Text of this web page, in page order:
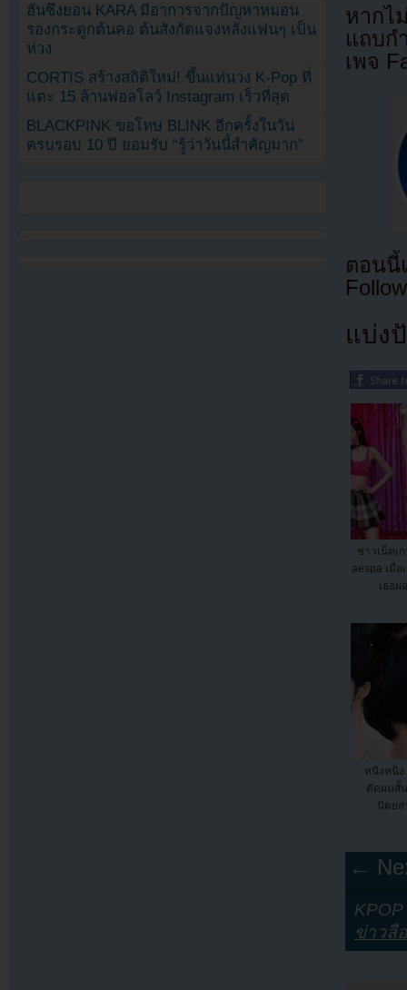
หากไ
แถบก
เพจ
ตอนนี้
แบ่ง
ชาวเน็ตเ
aespa เมื่
เธอผ
หนิงหนิง
ตัดผมสั้
นิตยส
←
ข่าวลื
ฮันซึงยอน KARA มีอาการจากปัญหาหมอน
รองกระดูกต้นคอ ต้นสังกัดแจงหลังแฟนๆ เป็น
ห่วง
CORTIS สร้างสถิติใหม่! ขึ้นแท่นวง K-Pop ที่
แตะ 15 ล้านฟอลโลว์ Instagram เร็วที่สุด
BLACKPINK ขอโทษ BLINK อีกครั้งในวัน
ครบรอบ 10 ปี ยอมรับ “รู้ว่าวันนี้สำคัญมาก”